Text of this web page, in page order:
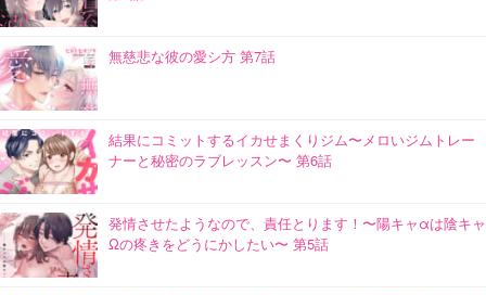
無慈悲な彼の愛シ方 第7話
結果にコミットするイカせまくりジム〜メロいジムトレー
ナーと秘密のラブレッスン〜 第6話
発情させたようなので、責任とります！〜陽キャαは陰キャ
Ωの疼きをどうにかしたい〜 第5話